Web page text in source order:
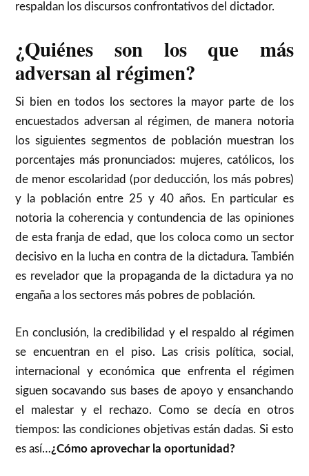
respaldan los discursos confrontativos del dictador.
¿Quiénes son los que más
adversan al régimen?
Si bien en todos los sectores la mayor parte de los
encuestados adversan al régimen, de manera notoria
los siguientes segmentos de población muestran los
porcentajes más pronunciados: mujeres, católicos, los
de menor escolaridad (por deducción, los más pobres)
y la población entre 25 y 40 años. En particular es
notoria la coherencia y contundencia de las opiniones
de esta franja de edad, que los coloca como un sector
decisivo en la lucha en contra de la dictadura. También
es revelador que la propaganda de la dictadura ya no
engaña a los sectores más pobres de población.
En conclusión, la credibilidad y el respaldo al régimen
se encuentran en el piso. Las crisis política, social,
internacional y económica que enfrenta el régimen
siguen socavando sus bases de apoyo y ensanchando
el malestar y el rechazo. Como se decía en otros
tiempos: las condiciones objetivas están dadas. Si esto
es así…¿Cómo aprovechar la oportunidad?